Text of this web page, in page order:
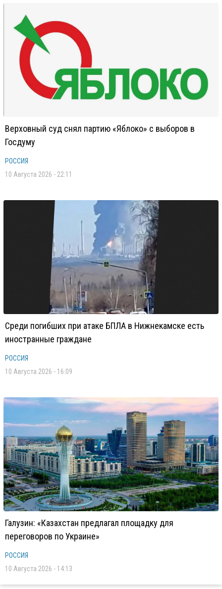
Верховный суд снял партию «Яблоко» с выборов в
Госдуму
РОССИЯ
10 Августа 2026 - 22:11
Среди погибших при атаке БПЛА в Нижнекамске есть
иностранные граждане
РОССИЯ
10 Августа 2026 - 16:09
Галузин: «Казахстан предлагал площадку для
переговоров по Украине»
РОССИЯ
10 Августа 2026 - 14:13